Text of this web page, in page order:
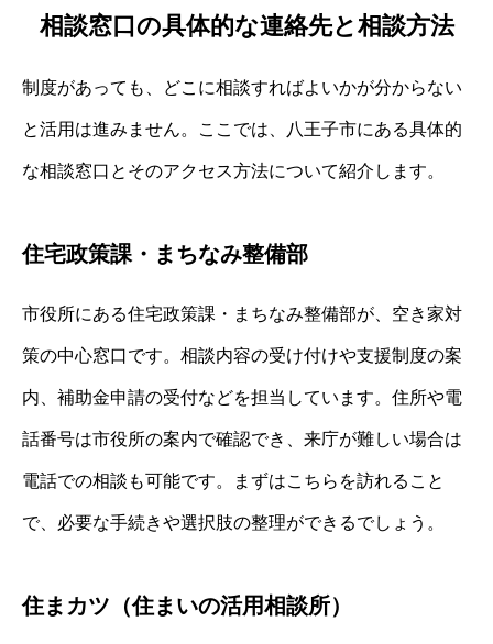
相談窓口の具体的な連絡先と相談方法
制度があっても、どこに相談すればよいかが分からない
と活用は進みません。ここでは、八王子市にある具体的
な相談窓口とそのアクセス方法について紹介します。
住宅政策課・まちなみ整備部
市役所にある住宅政策課・まちなみ整備部が、空き家対
策の中心窓口です。相談内容の受け付けや支援制度の案
内、補助金申請の受付などを担当しています。住所や電
話番号は市役所の案内で確認でき、来庁が難しい場合は
電話での相談も可能です。まずはこちらを訪れること
で、必要な手続きや選択肢の整理ができるでしょう。
住まカツ（住まいの活用相談所）